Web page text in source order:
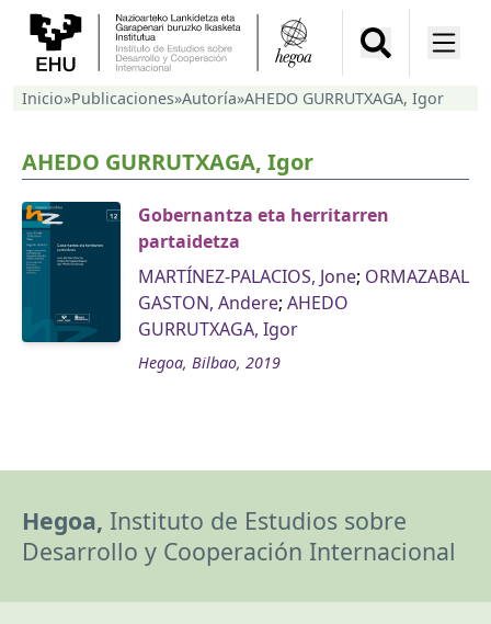
Inicio»Publicaciones»Autoría»AHEDO GURRUTXAGA, Igor
AHEDO GURRUTXAGA, Igor
Gobernantza eta herritarren
partaidetza
MARTÍNEZ-PALACIOS, Jone; ORMAZABAL
GASTON, Andere; AHEDO
GURRUTXAGA, Igor
Hegoa, Bilbao, 2019
Hegoa, Instituto de Estudios sobre
Desarrollo y Cooperación Internacional